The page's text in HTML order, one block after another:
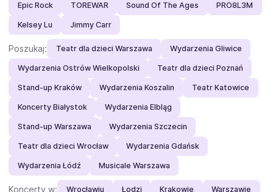
Epic Rock TOREWAR Sound Of The Ages PRO8L3M
Kelsey Lu Jimmy Carr
Poszukaj: Teatr dla dzieci Warszawa Wydarzenia Gliwice
Wydarzenia Ostrów Wielkopolski Teatr dla dzieci Poznań
Stand-up Kraków Wydarzenia Koszalin Teatr Katowice
Koncerty Białystok Wydarzenia Elbląg
Stand-up Warszawa Wydarzenia Szczecin
Teatr dla dzieci Wrocław Wydarzenia Gdańsk
Wydarzenia Łódź Musicale Warszawa
Koncerty w: Wrocławiu Łodzi Krakowie Warszawie